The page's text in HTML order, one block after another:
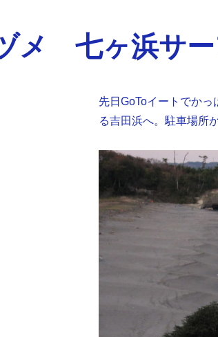
メ 七ヶ浜サー
先日GoToイートでか
る吉田浜へ。駐車場所